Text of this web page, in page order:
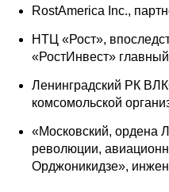
Inforum
Ученый совет
RostAmerica Inc.,
НТЦ «Рост»,
«РостИнвест»
Ленинградский РК
комсомольской
«Московский, ордена
революции,
Орджоникидзе»,